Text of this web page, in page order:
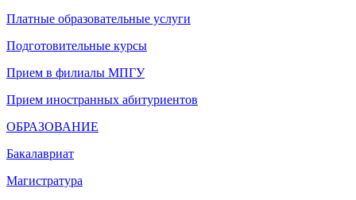
Платные образовательные услуги
Подготовительные курсы
Прием в филиалы МПГУ
Прием иностранных абитуриентов
ОБРАЗОВАНИЕ
Бакалавриат
Магистратура